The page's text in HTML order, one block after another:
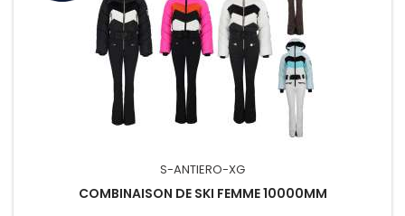
S-ANTIERO-XG
COMBINAISON DE SKI FEMME 10000MM